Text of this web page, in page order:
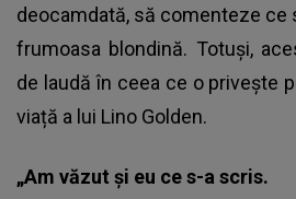
deocamdată, să comenteze ce
frumoasa blondină. Totuși,
de laudă în ceea ce o privește
viață a lui Lino Golden.
„Am văzut și eu ce s-a scris.